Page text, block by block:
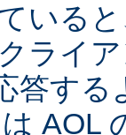
いる
ライ
答す
AOL